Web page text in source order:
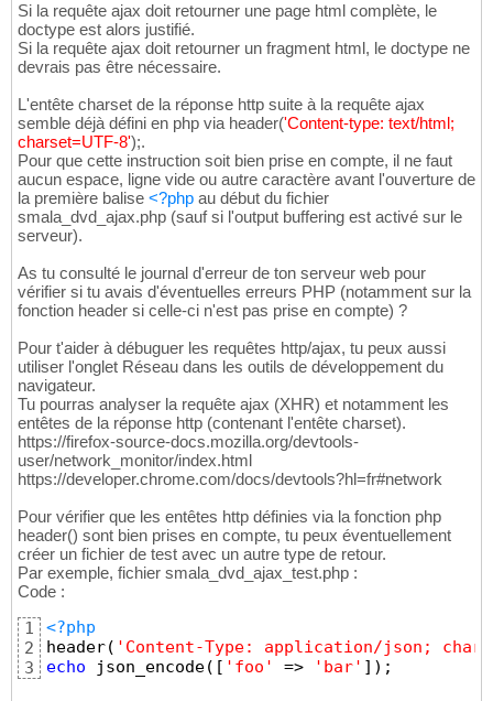
Si la requête ajax doit retourner une page html complète, le
doctype est alors justifié.
Si la requête ajax doit retourner un fragment html, le doctype ne
devrais pas être nécessaire.
L'entête charset de la réponse http suite à la requête ajax
semble déjà défini en php via header('Content-type: text/html;
charset=UTF-8');.
Pour que cette instruction soit bien prise en compte, il ne faut
aucun espace, ligne vide ou autre caractère avant l'ouverture de
la première balise <?php au début du fichier
smala_dvd_ajax.php (sauf si l'output buffering est activé sur le
serveur).
As tu consulté le journal d'erreur de ton serveur web pour
vérifier si tu avais d'éventuelles erreurs PHP (notamment sur la
fonction header si celle-ci n'est pas prise en compte) ?
Pour t'aider à débuguer les requêtes http/ajax, tu peux aussi
utiliser l'onglet Réseau dans les outils de développement du
navigateur.
Tu pourras analyser la requête ajax (XHR) et notamment les
entêtes de la réponse http (contenant l'entête charset).
https://firefox-source-docs.mozilla.org/devtools-
user/network_monitor/index.html
https://developer.chrome.com/docs/devtools?hl=fr#network
Pour vérifier que les entêtes http définies via la fonction php
header() sont bien prises en compte, tu peux éventuellement
créer un fichier de test avec un autre type de retour.
Par exemple, fichier smala_dvd_ajax_test.php :
Code :
1
2
3
<?php
header( 'Content-Type: application/json;
echo json_encode( [ 'foo' => 'bar' ] ) ;